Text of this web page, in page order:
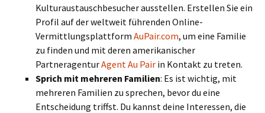
Kulturaustauschbesucher ausstellen. Erstellen Sie ein
Profil auf der weltweit führenden Online-
Vermittlungsplattform AuPair.com, um eine Familie
zu finden und mit deren amerikanischer
PartneragenturAgent Au Pair in Kontakt zu treten.
Sprich mit mehreren Familien: Es ist wichtig, mit
mehreren Familien zu sprechen, bevor du eine
Entscheidung triffst. Du kannst deine Interessen, die